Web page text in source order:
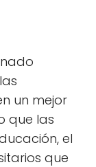
un mejor
que las
el
que